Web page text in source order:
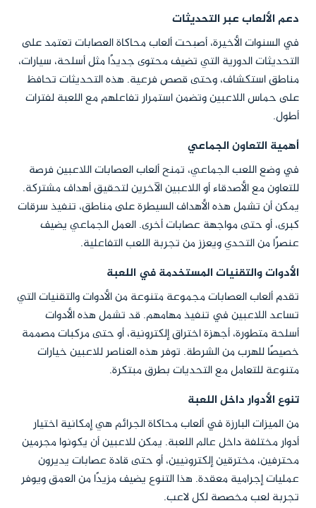
دعم الألعاب عبر التحديثات
في السنوات الأخيرة، أصبحت ألعاب محاكاة العصابات تعتمد على
التحديثات الدورية التي تضيف محتوى جديدًا مثل أسلحة، سيارات،
مناطق استكشاف، وحتى قصص فرعية. هذه التحديثات تحافظ
على حماس اللاعبين وتضمن استمرار تفاعلهم مع اللعبة لفترات
أطول.
أهمية التعاون الجماعي
في وضع اللعب الجماعي، تمنح ألعاب العصابات اللاعبين فرصة
للتعاون مع الأصدقاء أو اللاعبين الآخرين لتحقيق أهداف مشتركة.
يمكن أن تشمل هذه الأهداف السيطرة على مناطق، تنفيذ سرقات
كبرى، أو حتى مواجهة عصابات أخرى. العمل الجماعي يضيف
عنصرًا من التحدي ويعزز من تجربة اللعب التفاعلية.
الأدوات والتقنيات المستخدمة في اللعبة
تقدم ألعاب العصابات مجموعة متنوعة من الأدوات والتقنيات التي
تساعد اللاعبين في تنفيذ مهامهم. قد تشمل هذه الأدوات
أسلحة متطورة، أجهزة اختراق إلكترونية، أو حتى مركبات مصممة
خصيصًا للهرب من الشرطة. توفر هذه العناصر للاعبين خيارات
متنوعة للتعامل مع التحديات بطرق مبتكرة.
تنوع الأدوار داخل اللعبة
من الميزات البارزة في ألعاب محاكاة الجرائم هي إمكانية اختيار
أدوار مختلفة داخل عالم اللعبة. يمكن للاعبين أن يكونوا مجرمين
محترفين، مخترقين إلكترونيين، أو حتى قادة عصابات يديرون
عمليات إجرامية معقدة. هذا التنوع يضيف مزيدًا من العمق ويوفر
تجربة لعب مخصصة لكل لاعب.